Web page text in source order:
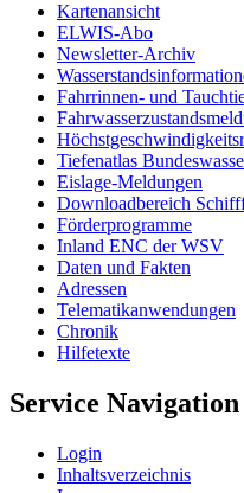
Kar­ten­an­sicht
EL­WIS-​Abo
Newslet­ter-​Ar­chiv
Fahr­rin­nen-​ und
Tie­fe­n­at­las
Eis­la­ge-​Mel­dun­gen
Dow­n­load­be­reich
För­der­pro­gram­me
In­land ENC der WSV
Da­ten und Fak­ten
Adres­sen
Te­le­ma­ti­kan­wen­dun­gen
Chro­nik
Hil­fe­tex­te
Service Navigation
Log­in
In­halts­ver­zeich­nis